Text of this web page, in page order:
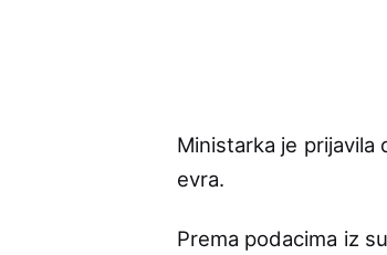
Ministarka je
evra.
Prema podacima iz